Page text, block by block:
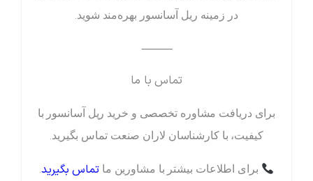
در زمینه ریل آسانسور بهره‌مند شوید.
⸻
تماس با ما
برای دریافت مشاوره تخصصی و خرید ریل آسانسور با
کیفیت، با کارشناسان لاران صنعت تماس بگیرید.
برای اطلاعات بیشتر با مشاورین ماتماس بگیرید.